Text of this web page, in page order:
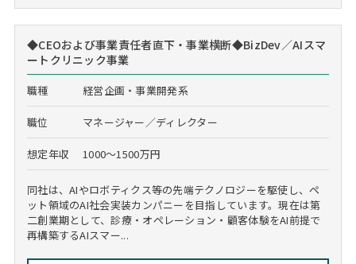
◆CEOおよび事業責任者直下・事業横断◆BizDev／AIスマ
ートクリニック事業
職種 経営企画・事業開発系
職位 マネージャー／ディレクター
想定年収 1000～1500万円
同社は、AIやロボティクス等の先端テクノロジーを駆使し、ペ
ット領域のAI社会実装カンパニーを目指しています。現在は第
二創業期として、診療・オペレーション・顧客体験をAI前提で
再構築するAIスマー...